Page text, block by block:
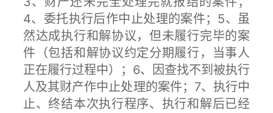
4、委托执行后作中止处理的案件；5、虽
然达成执行和解协议，但未履行完毕的案
件（包括和解协议约定分期履行，当事人
正在履行过程中）；6、因查找不到被执行
人及其财产作中止处理的案件；7、执行中
止、终结本次执行程序、执行和解后已经